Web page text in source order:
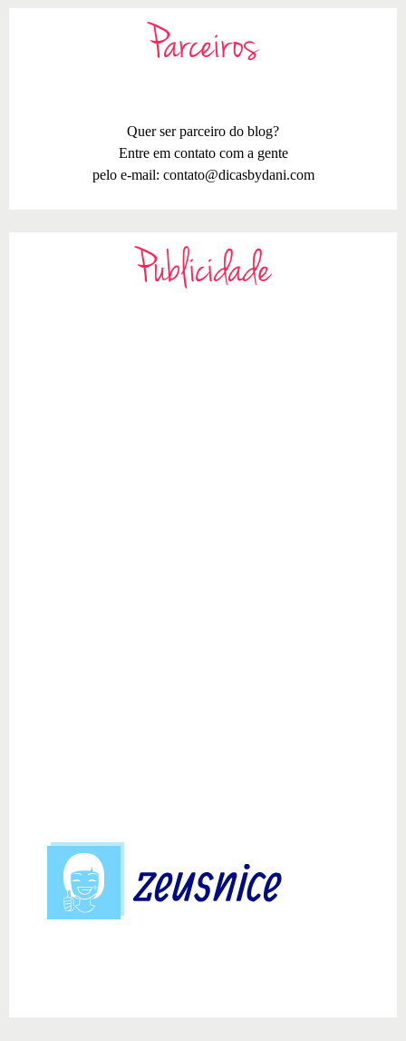
Parceiros
Quer ser parceiro do blog?
Entre em contato com a gente
pelo e-mail: contato@dicasbydani.com
Publicidade